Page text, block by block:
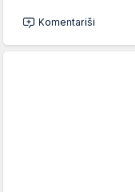
Komentariši